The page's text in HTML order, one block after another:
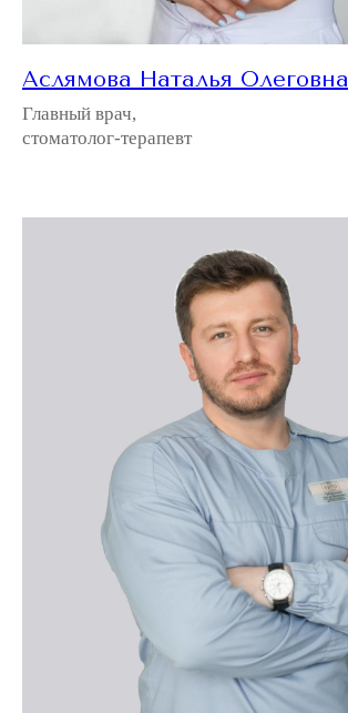
Аслямова Наталья Олеговна
Главный врач,
стоматолог-терапевт